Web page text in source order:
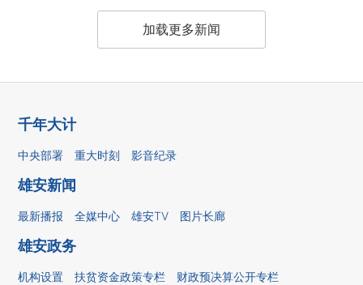
加载更多新闻
千年大计
中央部署 重大时刻 影音纪录
雄安新闻
最新播报 全媒中心 雄安TV 图片长廊
雄安政务
机构设置 扶贫资金政策专栏
财政预决算公开专栏